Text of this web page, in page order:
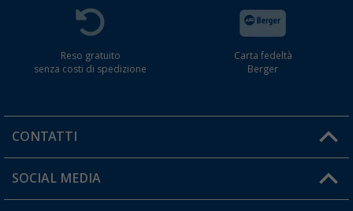
Reso gratuito
senza costi di spedizione
Carta fedeltà
Berger
CONTATTI
Orari di apertura del servizio:
SOCIAL MEDIA